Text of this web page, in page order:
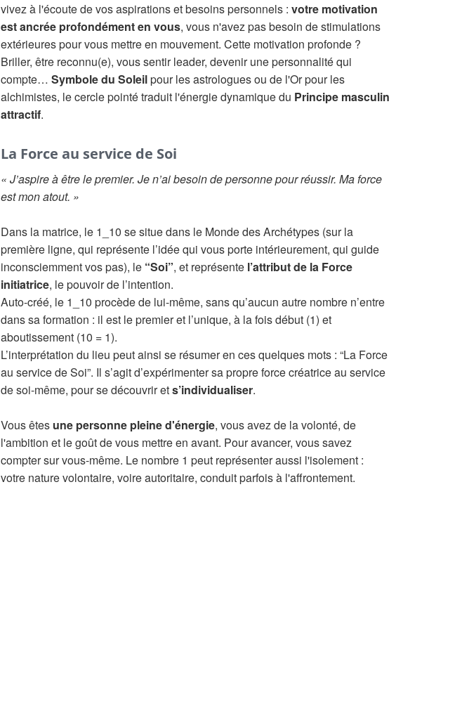
vivez à l'écoute de vos aspirations et besoins personnels : votre motivation
est ancrée profondément en vous, vous n'avez pas besoin de stimulations
extérieures pour vous mettre en mouvement. Cette motivation profonde ?
Briller, être reconnu(e), vous sentir leader, devenir une personnalité qui
compte… Symbole du Soleilpour les astrologues ou de l'Or pour les
alchimistes, le cercle pointé traduit l'énergie dynamique du Principe masculin
attractif.
La Force au service de Soi
« J’aspire à être le premier. Je n’ai besoin de personne pour réussir. Ma force
est mon atout. »
Dans la matrice, le 1_10 se situe dans le Monde des Archétypes (sur la
première ligne, qui représente l’idée qui vous porte intérieurement, qui guide
inconsciemment vos pas), le “Soi”, et représente l’attribut de la Force
initiatrice, le pouvoir de l’intention.
Auto-créé, le 1_10 procède de lui-même, sans qu’aucun autre nombre n’entre
dans sa formation : il est le premier et l’unique, à la fois début (1) et
aboutissement (10 = 1).
L’interprétation du lieu peut ainsi se résumer en ces quelques mots : “La Force
au service de Soi”. Il s’agit d’expérimenter sa propre force créatrice au service
de soi-même, pour se découvrir ets’individualiser.
Vous êtes une personne pleine d'énergie, vous avez de la volonté, de
l'ambition et le goût de vous mettre en avant. Pour avancer, vous savez
compter sur vous-même. Le nombre 1 peut représenter aussi l'isolement :
votre nature volontaire, voire autoritaire, conduit parfois à l'affrontement.